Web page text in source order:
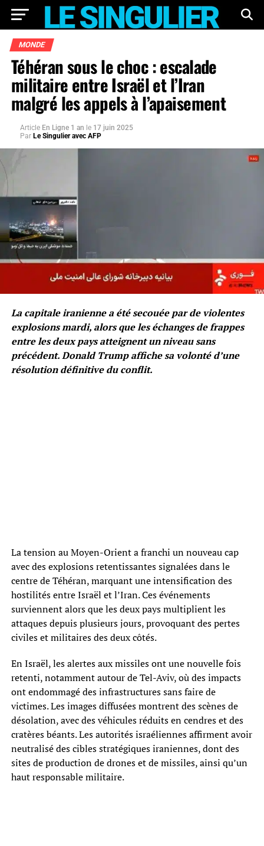
MONDE
Téhéran sous le choc : escalade
militaire entre Israël et l’Iran
malgré les appels à l’apaisement
Article En Ligne 1 an le 17 juin 2025
Par Le Singulier avec AFP
La capitale iranienne a été secouée par de violentes
explosions mardi, alors que les échanges de frappes
entre les deux pays atteignent un niveau sans
précédent. Donald Trump affiche sa volonté d’une
résolution définitive du conflit.
La tension au Moyen-Orient a franchi un nouveau cap
avec des explosions retentissantes signalées dans le
centre de Téhéran, marquant une intensification des
hostilités entre Israël et l’Iran. Ces événements
surviennent alors que les deux pays multiplient les
attaques depuis plusieurs jours, provoquant des pertes
civiles et militaires des deux côtés.
En Israël, les alertes aux missiles ont une nouvelle fois
retenti, notamment autour de Tel-Aviv, où des impacts
ont endommagé des infrastructures sans faire de
victimes. Les images diffusées montrent des scènes de
désolation, avec des véhicules réduits en cendres et des
cratères béants. Les autorités israéliennes affirment avoir
neutralisé des cibles stratégiques iraniennes, dont des
sites de production de drones et de missiles, ainsi qu’un
haut responsable militaire.